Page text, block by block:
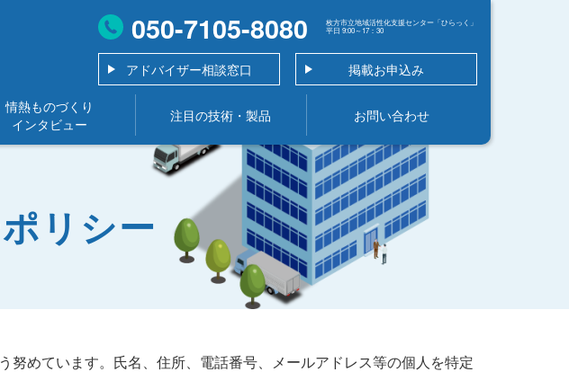
050-7105-8080
枚方市立地域活性化支援センター「ひらっく」
平日 9:00～17：30
アドバイザー相談窓口 掲載お申込み
情熱ものづくり
インタビュー
注目の技術・製品 お問い合わせ
リシー
めています。氏名、住所、電話番号、メールアドレス等の個人を特定